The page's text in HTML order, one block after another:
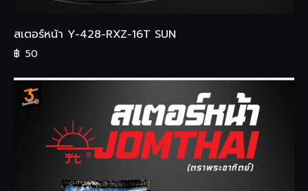
สเตอร์หน้า Y-428-RXZ-16T SUN
฿ 50